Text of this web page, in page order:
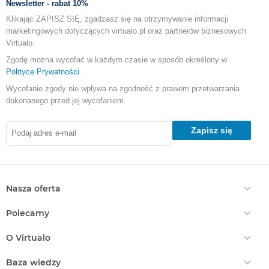
Newsletter - rabat 10%
Klikając ZAPISZ SIĘ, zgadzasz się na otrzymywanie informacji
marketingowych dotyczących virtualo.pl oraz partnerów biznesowych
Virtualo.
Zgodę można wycofać w każdym czasie w sposób określony w
Polityce Prywatności
Wycofanie zgody nie wpływa na zgodność z prawem przetwarzania
dokonanego przed jej wycofaniem.
Zapisz się
Nasza oferta
Audiobooki
EPrasa
Podaruj Prezent
Polecamy
Ebooki Na Kindle
Nasze Ceny
O Virtualo
Baza wiedzy